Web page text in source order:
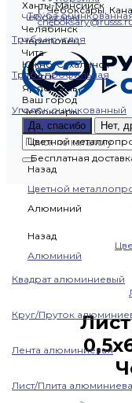
Ханты-Мансийск
Чебоксары
Челябинск
Череповец
Чита
Южно-Сахалинск
Якутск
Ярославль
Ваш город
Чебоксары
Да, спасибо
Нет,
г. Чебоксары,
Труба
Труба круглая
Труба профильная
Уголок оцинкованный
Цветной
Назад
Цветной
Алюминий
Назад
Алюминий
Квадрат алюминиевый
Круг/Пруток
Лента алюминиевая
Лист/Плита
Бесплатная